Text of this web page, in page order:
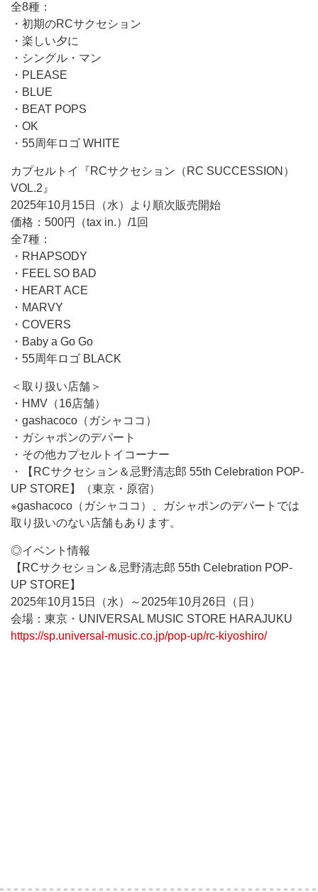
全8種：
・初期のRCサクセション
・楽しい夕に
・シングル・マン
・PLEASE
・BLUE
・BEAT POPS
・OK
・55周年ロゴ WHITE
カプセルトイ『RCサクセション（RC SUCCESSION）
VOL.2』
2025年10月15日（水）より順次販売開始
価格：500円（tax in.）/1回
全7種：
・RHAPSODY
・FEEL SO BAD
・HEART ACE
・MARVY
・COVERS
・Baby a Go Go
・55周年ロゴ BLACK
＜取り扱い店舗＞
・HMV（16店舗）
・gashacoco（ガシャココ）
・ガシャポンのデパート
・その他カプセルトイコーナー
・【RCサクセション＆忌野清志郎 55th Celebration POP-
UP STORE】（東京・原宿）
※gashacoco（ガシャココ）、ガシャポンのデパートでは
取り扱いのない店舗もあります。
◎イベント情報
【RCサクセション＆忌野清志郎 55th Celebration POP-
UP STORE】
2025年10月15日（水）～2025年10月26日（日）
会場：東京・UNIVERSAL MUSIC STORE HARAJUKU
https://sp.universal-music.co.jp/pop-up/rc-kiyoshiro/